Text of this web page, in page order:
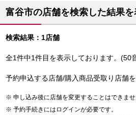
富谷市の店舗を検索した結果
検索結果：1店舗
全1件中1件目を表示しております。(50
予約申込する店舗/購入商品受取り店舗を
申し込み後に店舗を変更することはできませ
予約手続きにはログインが必要です。